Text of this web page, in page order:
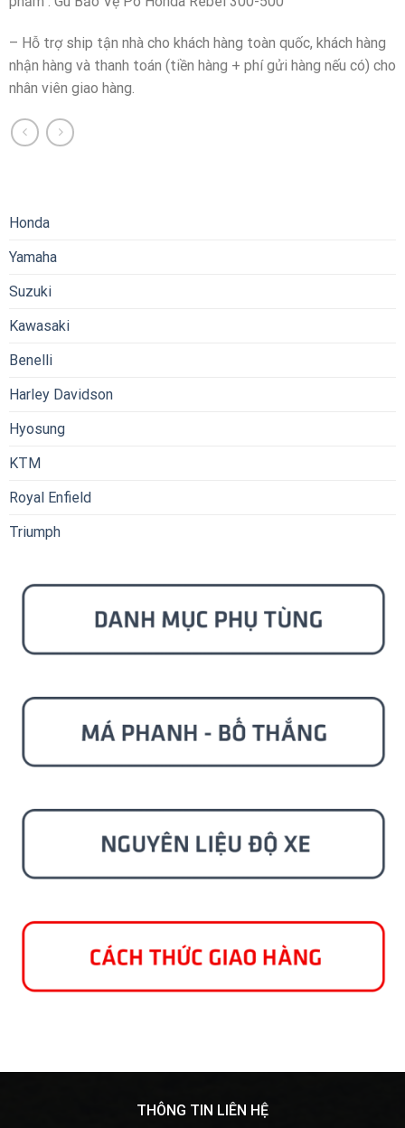
– Hỗ trợ ship tận nhà cho khách hàng toàn quốc, khách hàng
nhận hàng và thanh toán (tiền hàng + phí gửi hàng nếu có) cho
nhân viên giao hàng.
Honda
Yamaha
Suzuki
Kawasaki
Benelli
Harley Davidson
Hyosung
KTM
Royal Enfield
Triumph
THÔNG TIN LIÊN HỆ